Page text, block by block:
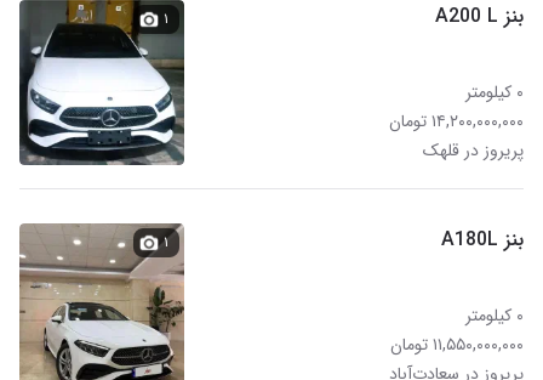
بنز A200 L
۰ کیلومتر
۱۴,۲۰۰,۰۰۰,۰۰۰ تومان
پریروز در قلهک
۱
بنز A180L
۰ کیلومتر
۱۱,۵۵۰,۰۰۰,۰۰۰ تومان
پریروز در سعادت‌آباد
۱